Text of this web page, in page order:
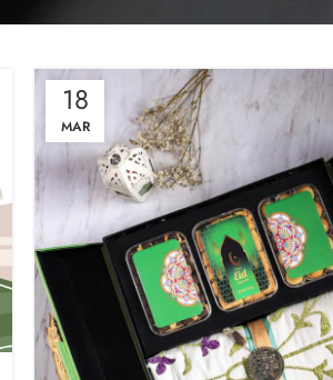
18
MAR